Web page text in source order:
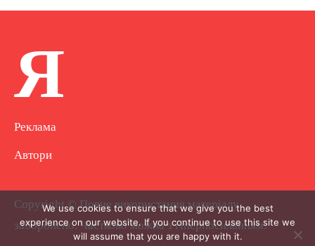
Я
Реклама
Автори
Copyright © Повне використання матеріалу
заборонено. Частково можна з гіперпосиланням.
We use cookies to ensure that we give you the best
experience on our website. If you continue to use this site we
will assume that you are happy with it.